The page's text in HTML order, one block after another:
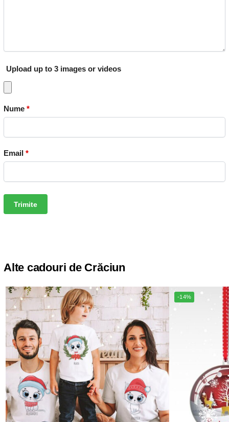
Upload up to 3 images or videos
Nume *
Email *
Alte cadouri de Crăciun
-14%